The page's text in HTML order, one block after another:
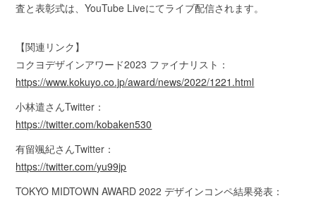
査と表彰式は、YouTube Liveにてライブ配信されます。
【関連リンク】
コクヨデザインアワード2023 ファイナリスト：
https://www.kokuyo.co.jp/award/news/2022/1221.html
小林遣さんTwitter：
https://twitter.com/kobaken530
有留颯紀さんTwitter：
https://twitter.com/yu99jp
TOKYO MIDTOWN AWARD 2022 デザインコンペ結果発表：